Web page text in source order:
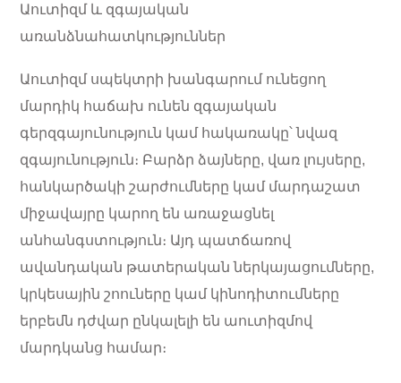
Աուտիզմ և զգայական
առանձնահատկություններ
Աուտիզմ սպեկտրի խանգարում ունեցող
մարդիկ հաճախ ունեն զգայական
գերզգայունություն կամ հակառակը՝ նվազ
զգայունություն։ Բարձր ձայները, վառ լույսերը,
հանկարծակի շարժումները կամ մարդաշատ
միջավայրը կարող են առաջացնել
անհանգստություն։ Այդ պատճառով
ավանդական թատերական ներկայացումները,
կրկեսային շոուները կամ կինոդիտումները
երբեմն դժվար ընկալելի են աուտիզմով
մարդկանց համար։